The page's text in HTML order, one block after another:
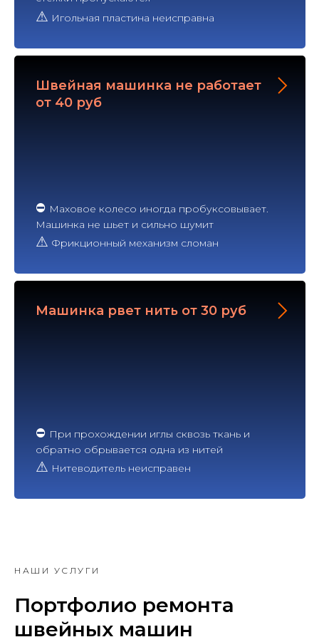
⚠ Игольная пластина неисправна
Швейная машинка не работает
от 40 руб
⛔ Маховое колесо иногда пробуксовывает.
Машинка не шьет и сильно шумит
⚠ Фрикционный механизм сломан
Машинка рвет нить от 30 руб
⛔ При прохождении иглы сквозь ткань и
обратно обрывается одна из нитей
⚠ Нитеводитель неисправен
НАШИ УСЛУГИ
Портфолио ремонта
швейных машин